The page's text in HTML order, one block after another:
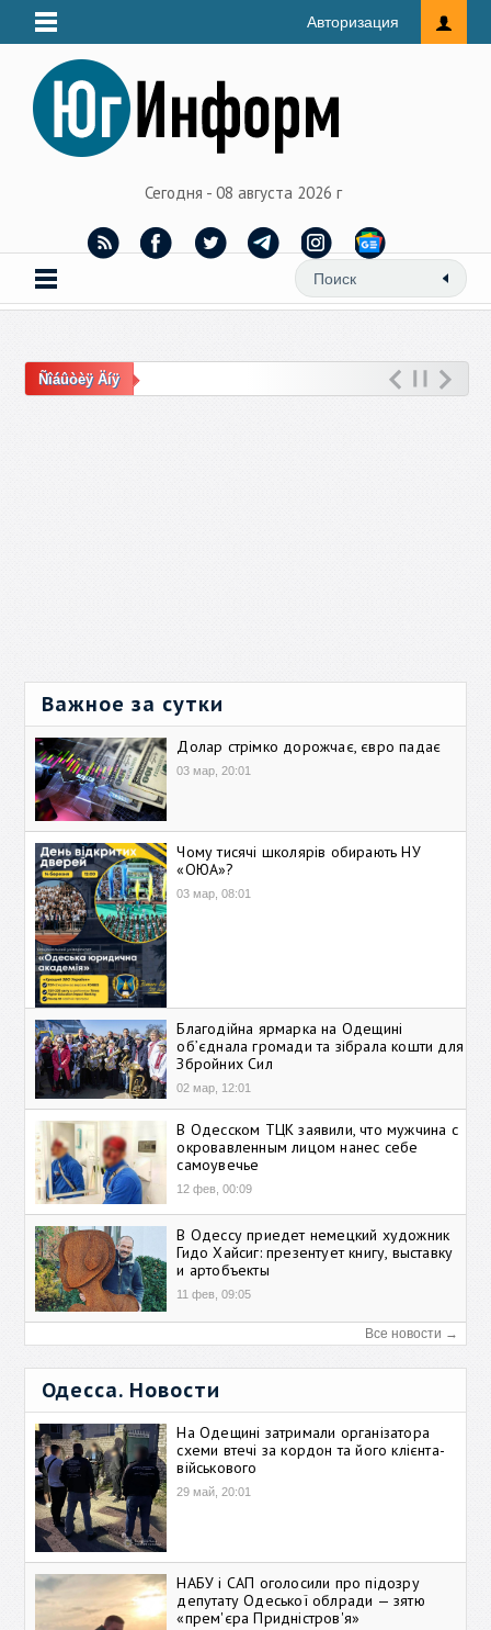
Авторизация
Сегодня - 08 августа 2026 г
Ñîáûòèÿ Äíÿ
Важное за сутки
Долар стрімко дорожчає, євро падає
03 мар, 20:01
Чому тисячі школярів обирають НУ
«ОЮА»?
03 мар, 08:01
Благодійна ярмарка на Одещині
об’єднала громади та зібрала кошти для
Збройних Сил
02 мар, 12:01
В Одесском ТЦК заявили, что мужчина с
окровавленным лицом нанес себе
самоувечье
12 фев, 00:09
В Одессу приедет немецкий художник
Гидо Хайсиг: презентует книгу, выставку
и артобъекты
11 фев, 09:05
Все новости →
Одесса. Новости
На Одещині затримали організатора
схеми втечі за кордон та його клієнта-
військового
29 май, 20:01
НАБУ і САП оголосили про підозру
депутату Одеської облради — зятю
«прем'єра Придністров'я»